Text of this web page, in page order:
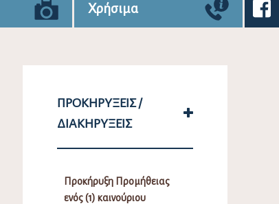
Χρήσιμα
ΠΡΟΚΗΡΎΞΕΙΣ /
ΔΙΑΚΗΡΎΞΕΙΣ
Προκήρυξη Προμήθειας
ενός (1) καινούριου